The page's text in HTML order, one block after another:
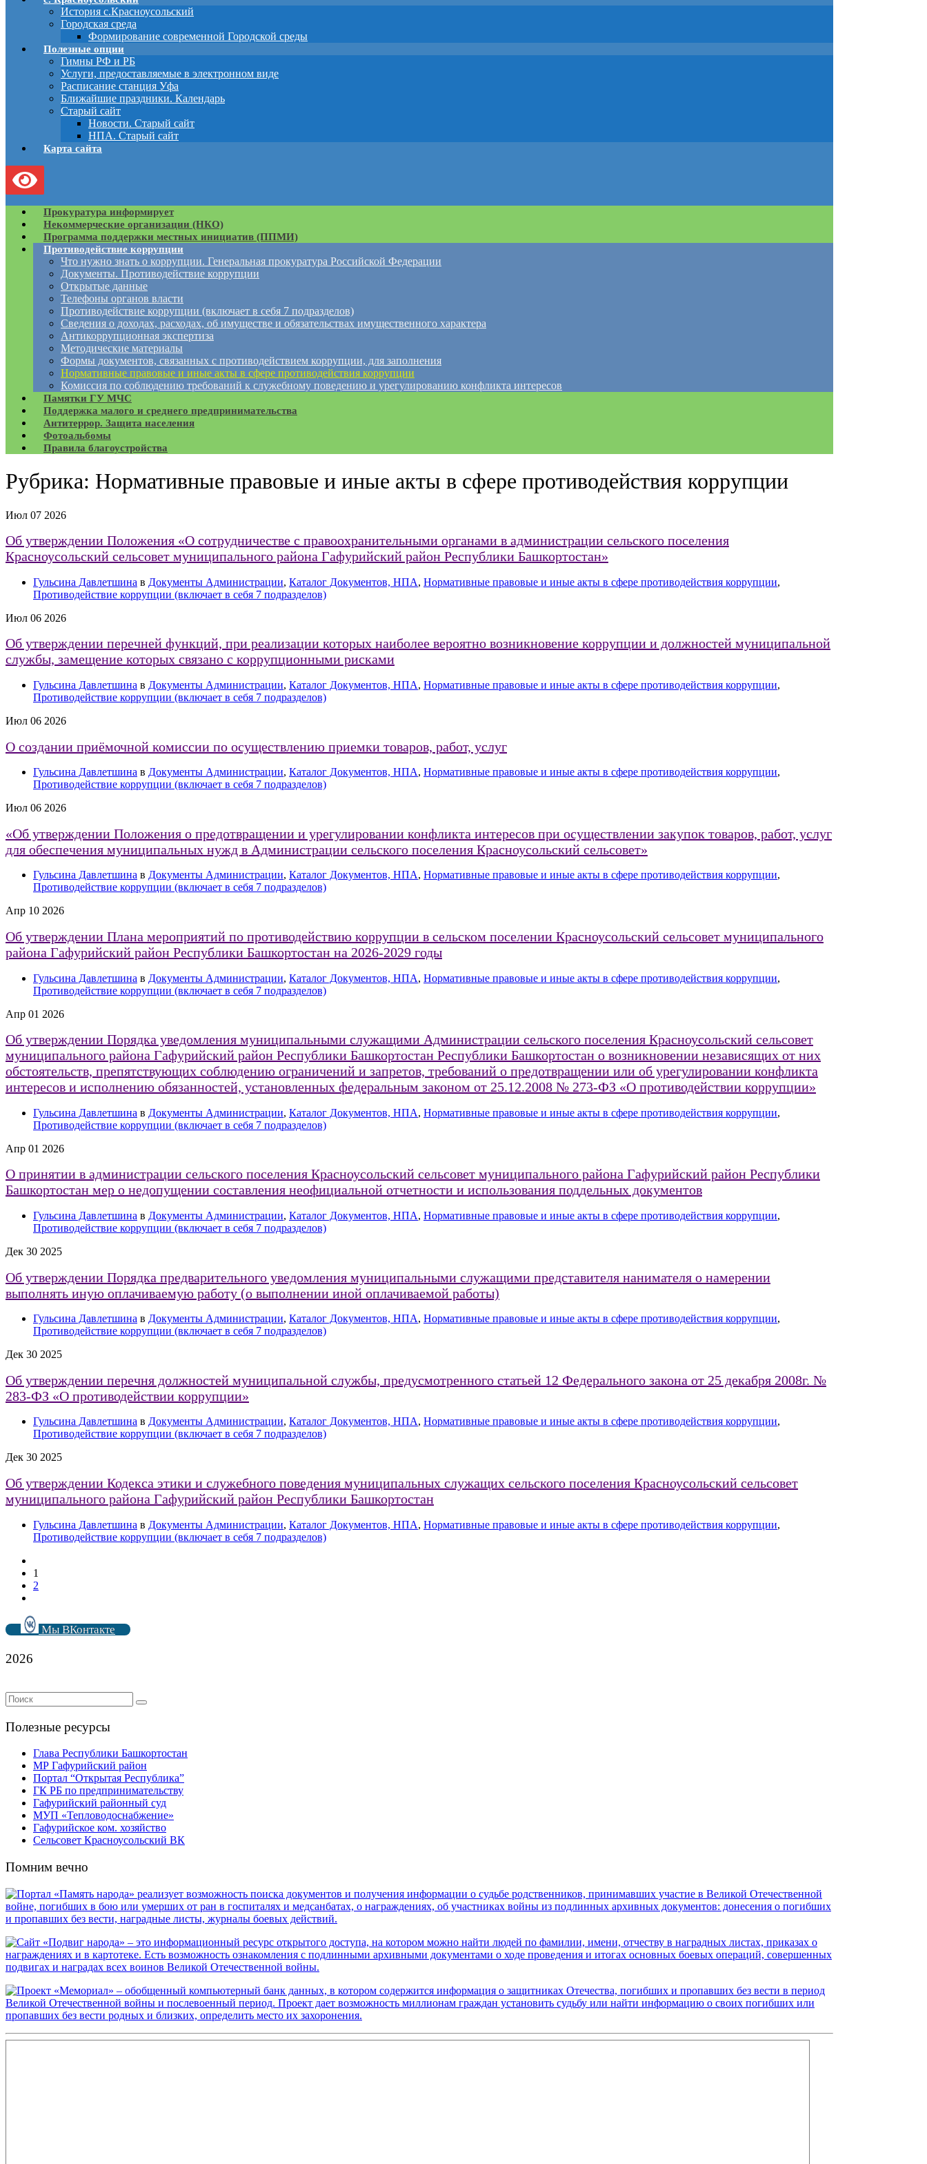
История с.Красноусольский
Городская среда
Формирование современной Городской среды
Полезные опции
Гимны РФ и РБ
Услуги, предоставляемые в электронном виде
Расписание станция Уфа
Ближайшие праздники. Календарь
Старый сайт
Новости. Старый сайт
НПА. Старый сайт
Карта сайта
Прокуратура информирует
Некоммерческие организации (НКО)
Программа поддержки местных инициатив (ППМИ)
Противодействие коррупции
Что нужно знать о коррупции. Генеральная прокуратура Российской Федерации
Документы. Противодействие коррупции
Открытые данные
Телефоны органов власти
Противодействие коррупции (включает в себя 7 подразделов)
Сведения о доходах, расходах, об имуществе и обязательствах имущественного характера
Антикоррупционная экспертиза
Методические материалы
Формы документов, связанных с противодействием коррупции, для заполнения
Нормативные правовые и иные акты в сфере противодействия коррупции
Комиссия по соблюдению требований к служебному поведению и урегулированию конфликта интересов
Памятки ГУ МЧС
Поддержка малого и среднего предпринимательства
Антитеррор. Защита населения
Фотоальбомы
Правила благоустройства
Рубрика: Нормативные правовые и иные акты в сфере противодействия коррупции
Июл 07 2026
Об утверждении Положения «О сотрудничестве с правоохранительными органами в администрации сельского поселения
Красноусольский сельсовет муниципального района Гафурийский район Республики Башкортостан»
Гульсина Давлетшина в Документы Администрации, Каталог Документов, НПА, Нормативные правовые и иные акты в сфере противодействия коррупции,
Противодействие коррупции (включает в себя 7 подразделов)
Июл 06 2026
Об утверждении перечней функций, при реализации которых наиболее вероятно возникновение коррупции и должностей муниципальной
службы, замещение которых связано с коррупционными рисками
Гульсина Давлетшина в Документы Администрации, Каталог Документов, НПА, Нормативные правовые и иные акты в сфере противодействия коррупции,
Противодействие коррупции (включает в себя 7 подразделов)
Июл 06 2026
О создании приёмочной комиссии по осуществлению приемки товаров, работ, услуг
Гульсина Давлетшина в Документы Администрации, Каталог Документов, НПА, Нормативные правовые и иные акты в сфере противодействия коррупции,
Противодействие коррупции (включает в себя 7 подразделов)
Июл 06 2026
«Об утверждении Положения о предотвращении и урегулировании конфликта интересов при осуществлении закупок товаров, работ, услуг
для обеспечения муниципальных нужд в Администрации сельского поселения Красноусольский сельсовет»
Гульсина Давлетшина в Документы Администрации, Каталог Документов, НПА, Нормативные правовые и иные акты в сфере противодействия коррупции,
Противодействие коррупции (включает в себя 7 подразделов)
Апр 10 2026
Об утверждении Плана мероприятий по противодействию коррупции в сельском поселении Красноусольский сельсовет муниципального
района Гафурийский район Республики Башкортостан на 2026-2029 годы
Гульсина Давлетшина в Документы Администрации, Каталог Документов, НПА, Нормативные правовые и иные акты в сфере противодействия коррупции,
Противодействие коррупции (включает в себя 7 подразделов)
Апр 01 2026
Об утверждении Порядка уведомления муниципальными служащими Администрации сельского поселения Красноусольский сельсовет
муниципального района Гафурийский район Республики Башкортостан Республики Башкортостан о возникновении независящих от них
обстоятельств, препятствующих соблюдению ограничений и запретов, требований о предотвращении или об урегулировании конфликта
интересов и исполнению обязанностей, установленных федеральным законом от 25.12.2008 № 273-ФЗ «О противодействии коррупции»
Гульсина Давлетшина в Документы Администрации, Каталог Документов, НПА, Нормативные правовые и иные акты в сфере противодействия коррупции,
Противодействие коррупции (включает в себя 7 подразделов)
Апр 01 2026
О принятии в администрации сельского поселения Красноусольский сельсовет муниципального района Гафурийский район Республики
Башкортостан мер о недопущении составления неофициальной отчетности и использования поддельных документов
Гульсина Давлетшина в Документы Администрации, Каталог Документов, НПА, Нормативные правовые и иные акты в сфере противодействия коррупции,
Противодействие коррупции (включает в себя 7 подразделов)
Дек 30 2025
Об утверждении Порядка предварительного уведомления муниципальными служащими представителя нанимателя о намерении
выполнять иную оплачиваемую работу (о выполнении иной оплачиваемой работы)
Гульсина Давлетшина в Документы Администрации, Каталог Документов, НПА, Нормативные правовые и иные акты в сфере противодействия коррупции,
Противодействие коррупции (включает в себя 7 подразделов)
Дек 30 2025
Об утверждении перечня должностей муниципальной службы, предусмотренного статьей 12 Федерального закона от 25 декабря 2008г. №
283-ФЗ «О противодействии коррупции»
Гульсина Давлетшина в Документы Администрации, Каталог Документов, НПА, Нормативные правовые и иные акты в сфере противодействия коррупции,
Противодействие коррупции (включает в себя 7 подразделов)
Дек 30 2025
Об утверждении Кодекса этики и служебного поведения муниципальных служащих сельского поселения Красноусольский сельсовет
муниципального района Гафурийский район Республики Башкортостан
Гульсина Давлетшина в Документы Администрации, Каталог Документов, НПА, Нормативные правовые и иные акты в сфере противодействия коррупции,
Противодействие коррупции (включает в себя 7 подразделов)
1
2
Мы ВКонтакте
2026
Полезные ресурсы
Глава Республики Башкортостан
МР Гафурийский район
Портал “Открытая Республика”
ГК РБ по предпринимательству
Гафурийский районный суд
МУП «Тепловодоснабжение»
Гафурийское ком. хозяйство
Сельсовет Красноусольский ВК
Помним вечно